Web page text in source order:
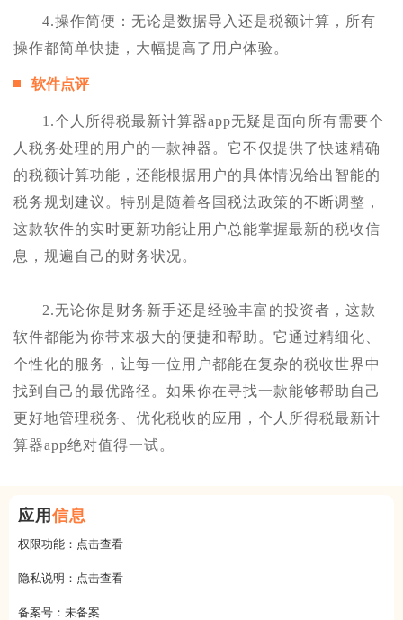
4.操作简便：无论是数据导入还是税额计算，所有
操作都简单快捷，大幅提高了用户体验。
软件点评
1.个人所得税最新计算器app无疑是面向所有需要个
人税务处理的用户的一款神器。它不仅提供了快速精确
的税额计算功能，还能根据用户的具体情况给出智能的
税务规划建议。特别是随着各国税法政策的不断调整，
这款软件的实时更新功能让用户总能掌握最新的税收信
息，规遍自己的财务状况。
2.无论你是财务新手还是经验丰富的投资者，这款
软件都能为你带来极大的便捷和帮助。它通过精细化、
个性化的服务，让每一位用户都能在复杂的税收世界中
找到自己的最优路径。如果你在寻找一款能够帮助自己
更好地管理税务、优化税收的应用，个人所得税最新计
算器app绝对值得一试。
应用 信息
权限功能： 点击查看
隐私说明： 点击查看
备案号： 未备案